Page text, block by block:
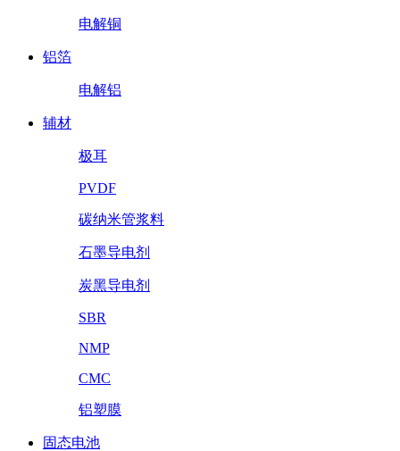
电解铜
铝箔
电解铝
辅材
极耳
PVDF
碳纳米管浆料
石墨导电剂
炭黑导电剂
SBR
NMP
CMC
铝塑膜
固态电池